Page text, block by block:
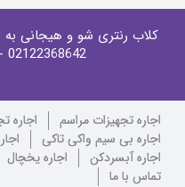
کلاب رنتری شو و هیجانی به
02122368642
- 02122368641
اجاره تجهیزات مراسم
اجاره
اجاره بی سیم واکی تاکی
اجاره آبسردکن
اجاره یخچال
تماس با ما